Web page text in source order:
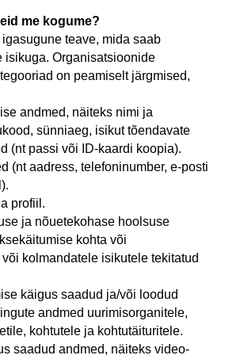
me kogume?
teave, mida saab
isikuga. Organisatsioonide
on peamiselt järgmised,
andmed, näiteks nimi ja
sünniaeg, isikut tõendavate
(nt passi või ID-kaardi koopia).
(nt aadress, telefoninumber, e-posti
profiil.
ja nõuetekohase hoolsuse
kohta või
kolmandatele isikutele tekitatud
käigus saadud ja/või loodud
andmed uurimisorganitele,
kohtutele ja kohtutäituritele.
saadud andmed, näiteks video-